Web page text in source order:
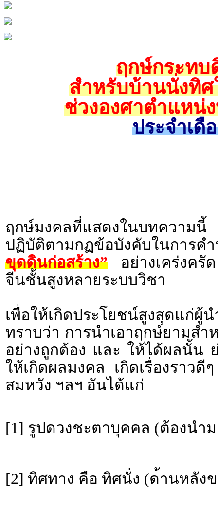
ฤกษ์กระทบ
สำหรับบ้านนั่งทิ
ช่วงองศาตำแหน่ง
ประจำเดื
ฤกษ์มงคลที่แสดงในบทความ
ปฏิบัติตามกฏข้อบังคับในกา
ขุดดินก่อสร้าง” อย่างเคร่งครั
จีนชั้นสูงหลายระบบวิชา
เพื่อให้เกิดประโยชน์สูงสุดแก่
ทราบว่า การนำเอาฤกษ์ยามส
อย่างถูกต้อง และ ให้ได้ผลนั้น
ให้เกิดผลมงคล เกิดเรื่องราว
สมหวัง ฯลฯ อันได้แก่
[1] รูปดวงชะตาบุคคล (ต้องนำ
[2] ทิศทาง คือ ทิศนั่ง (ด้านหลัง